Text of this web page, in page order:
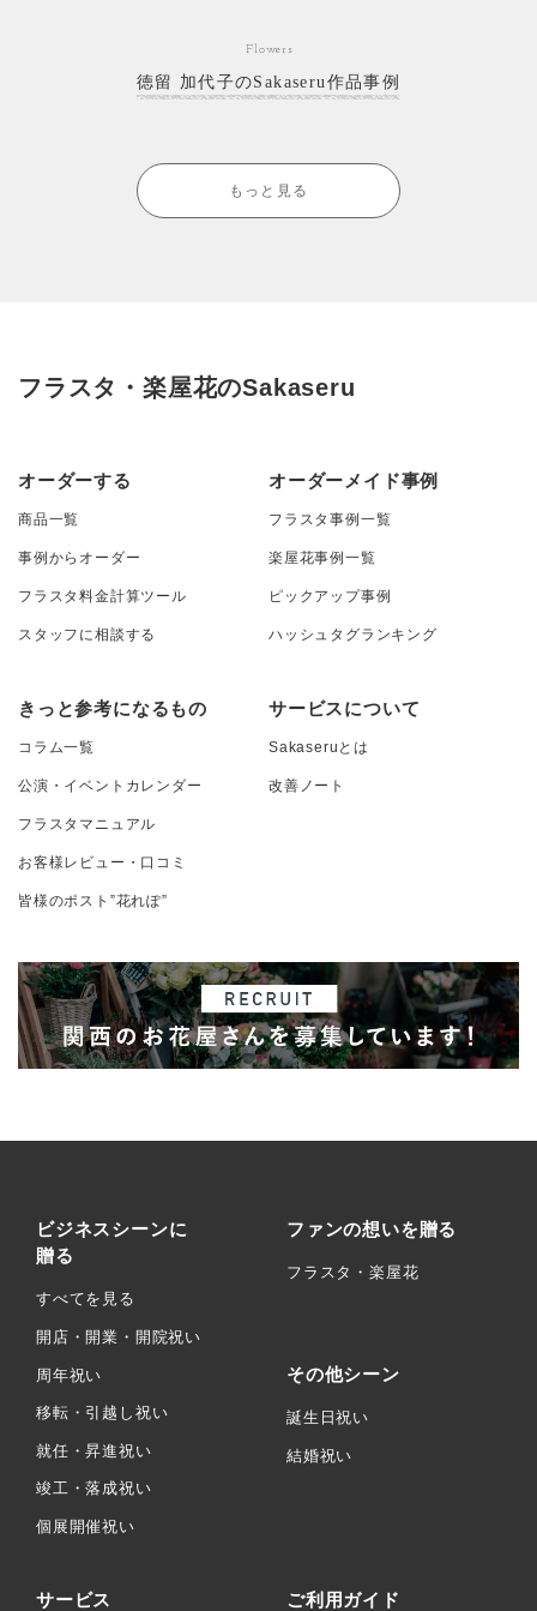
Flowers
徳留 加代子のSakaseru作品事例
もっと見る
フラスタ・楽屋花のSakaseru
オーダーする
商品一覧
事例からオーダー
フラスタ料金計算ツール
スタッフに相談する
オーダーメイド事例
フラスタ事例一覧
楽屋花事例一覧
ピックアップ事例
ハッシュタグランキング
きっと参考になるもの
コラム一覧
公演・イベントカレンダー
フラスタマニュアル
お客様レビュー・口コミ
皆様のポスト”花れぽ”
サービスについて
Sakaseruとは
改善ノート
ビジネスシーンに
贈る
すべてを見る
開店・開業・開院祝い
周年祝い
移転・引越し祝い
就任・昇進祝い
竣工・落成祝い
個展開催祝い
ファンの想いを贈る
フラスタ・楽屋花
その他シーン
誕生日祝い
結婚祝い
サービス ご利用ガイド